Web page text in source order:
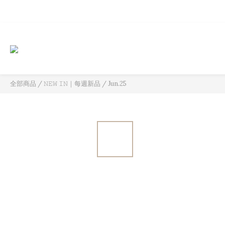
全部商品 /𝙽𝙴𝚆 𝙸𝙽｜每週新品 /Jun.25